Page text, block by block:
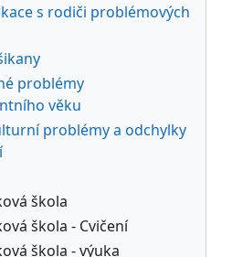
s rodiči problémových
problémy
věku
problémy a odchylky
škola
škola - Cvičení
škola - výuka